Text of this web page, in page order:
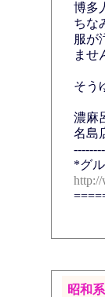
博多
ちな
服が
ませ
そう
濃麻
名島
*グ
http://
昭和